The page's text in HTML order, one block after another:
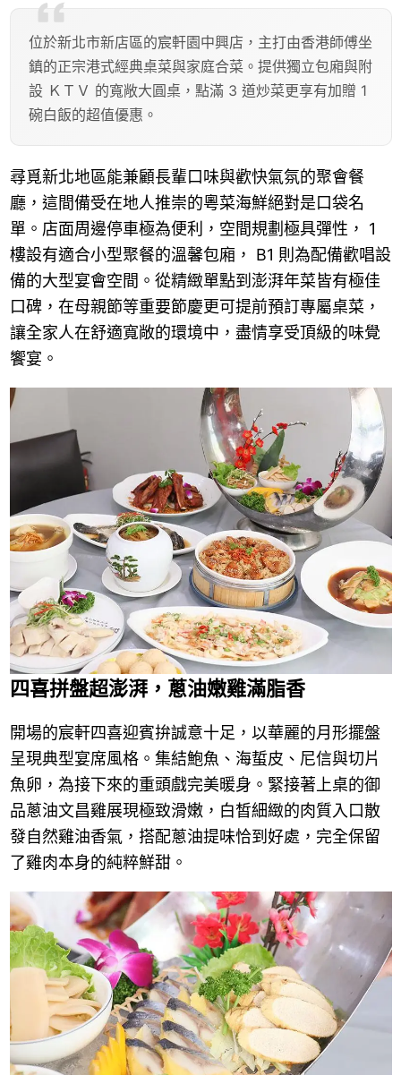
位於新北市新店區的宸軒園中興店，主打由香港師傅坐
鎮的正宗港式經典桌菜與家庭合菜。提供獨立包廂與附
設 ＫＴＶ 的寬敞大圓桌，點滿 3 道炒菜更享有加贈 1
碗白飯的超值優惠。
尋覓新北地區能兼顧長輩口味與歡快氣氛的聚會餐
廳，這間備受在地人推崇的粵菜海鮮絕對是口袋名
單。店面周邊停車極為便利，空間規劃極具彈性， 1
樓設有適合小型聚餐的溫馨包廂， B1 則為配備歡唱設
備的大型宴會空間。從精緻單點到澎湃年菜皆有極佳
口碑，在母親節等重要節慶更可提前預訂專屬桌菜，
讓全家人在舒適寬敞的環境中，盡情享受頂級的味覺
饗宴。
四喜拼盤超澎湃，蔥油嫩雞滿脂香
開場的宸軒四喜迎賓拚誠意十足，以華麗的月形擺盤
呈現典型宴席風格。集結鮑魚、海蜇皮、尼信與切片
魚卵，為接下來的重頭戲完美暖身。緊接著上桌的御
品蔥油文昌雞展現極致滑嫩，白皙細緻的肉質入口散
發自然雞油香氣，搭配蔥油提味恰到好處，完全保留
了雞肉本身的純粹鮮甜。